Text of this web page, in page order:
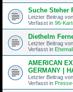
Suche Steher
Letzter Beitrag von
Verfasst in 96-
Diethelm
Letzter Beitrag von
Verfasst in
AMERICAN
GERMANY |
Letzter Beitrag von
Verfasst in